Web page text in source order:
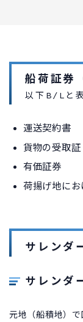
船荷証
以下B/Lと
運送契約書
貨物の受取証
有価証券
荷揚げ地に
サレンダ
サレンダ
元地（船積地）